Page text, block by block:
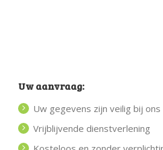
Uw aanvraag:
Uw gegevens zijn veilig bij ons
Vrijblijvende dienstverlening